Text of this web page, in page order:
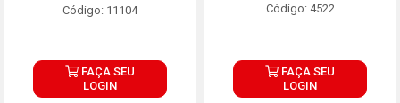
Código: 11104
FAÇA SEU
LOGIN
Código: 4522
FAÇA SEU
LOGIN